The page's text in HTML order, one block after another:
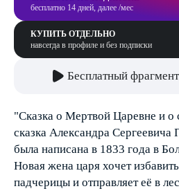
бесплатно 14 дней, далее /мес
КУПИТЬ ОТДЕЛЬНО
навсегда в профиле и без подписки
Бесплатный фрагмент
"Сказка о Мертвой Царевне и о
сказка Александра
была написана в 1833 года в
Новая жена царя хочет
падчерицы и отправляет её в